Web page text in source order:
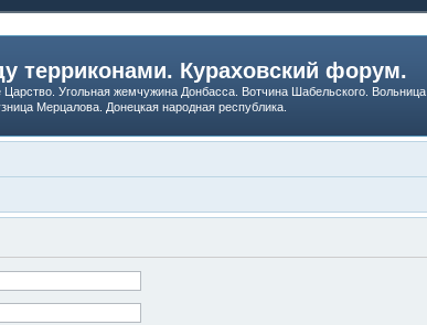
терриконами. Кураховский форум.
Угольная жемчужина Донбасса. Вотчина Шабельского. Вольница
Мерцалова. Донецкая народная республика.